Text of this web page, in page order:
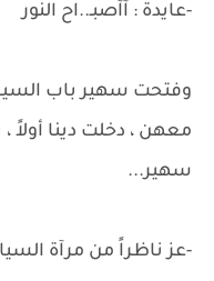
-عايدة : آآصبـ..اح النور
وفتحت سهير باب
معهن ، دخلت دينا أولاً
سهير...
-عز ناظراً من مرآة